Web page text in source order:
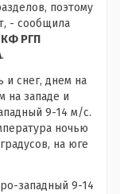
поэтому
- сообщила
КФ РГП
.
и снег, днем на
на западе и
9-14 м/с.
ночью
на юге
западный 9-14